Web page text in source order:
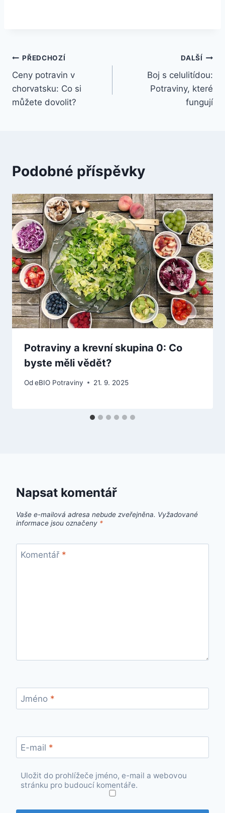
Navigace
pro
příspěvek
PŘEDCHOZÍ
Ceny potravin v
chorvatsku: Co si
můžete dovolit?
DALŠÍ
Boj s celulitídou:
Potraviny, které
fungují
Podobné příspěvky
Potraviny a krevní skupina 0: Co
byste měli vědět?
OdeBIO Potraviny 21. 9. 2025
Napsat komentář
Vaše e-mailová adresa nebude zveřejněna. Vyžadované
informace jsou označeny *
Komentář *
Jméno *
E-mail *
Uložit do prohlížeče jméno, e-mail a webovou
stránku pro budoucí komentáře.